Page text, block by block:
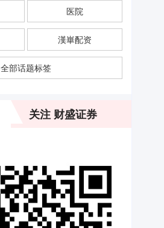
医院
漢崋配资
全部话题标签
关注 财盛证券